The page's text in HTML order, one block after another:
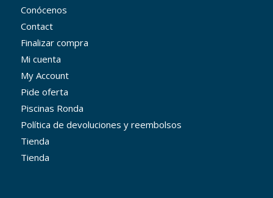
Conócenos
Contact
Finalizar compra
Mi cuenta
My Account
Pide oferta
Piscinas Ronda
Política de devoluciones y reembolsos
Tienda
Tienda